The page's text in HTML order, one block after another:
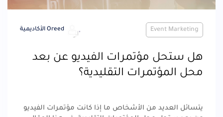
Event Marketing Oreed الأكاديمية
هل ستحل مؤتمرات الفيديو عن بعد
محل المؤتمرات التقليدية؟
يتسائل العديد من الأشخاص ما إذا كانت مؤتمرات الفيديو